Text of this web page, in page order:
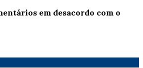
em desacordo com o